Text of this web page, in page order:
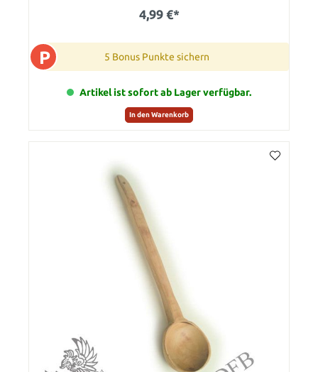
4,99 €*
P 5 Bonus Punkte sichern
Artikel ist sofort ab Lager verfügbar.
In den Warenkorb